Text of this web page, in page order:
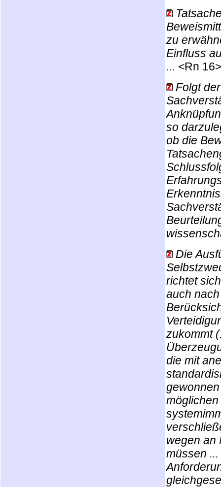
zu
Einfluss
... <Rn 16>
Folgt
so
ob die
Die
richtet
auch
zukommt
die mit
wegen an
müssen